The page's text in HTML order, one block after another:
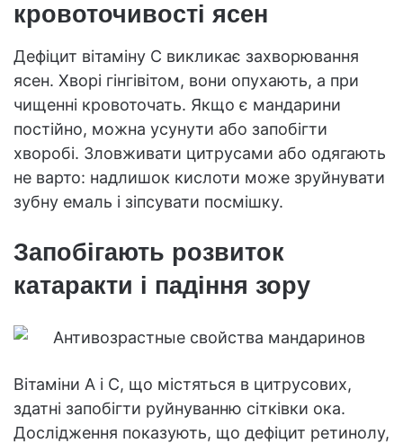
кровоточивості ясен
Дефіцит вітаміну C викликає захворювання
ясен. Хворі гінгівітом, вони опухають, а при
чищенні кровоточать. Якщо є мандарини
постійно, можна усунути або запобігти
хворобі. Зловживати цитрусами або одягають
не варто: надлишок кислоти може зруйнувати
зубну емаль і зіпсувати посмішку.
Запобігають розвиток
катаракти і падіння зору
Вітаміни A і C, що містяться в цитрусових,
здатні запобігти руйнуванню сітківки ока.
Дослідження показують, що дефіцит ретинолу,